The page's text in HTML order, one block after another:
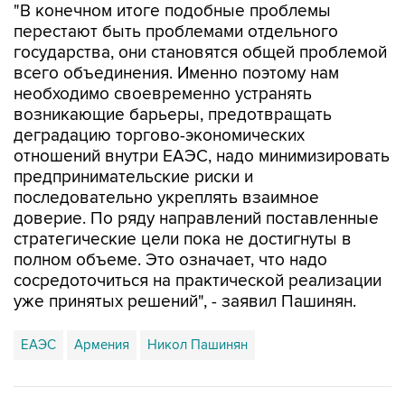
"В конечном итоге подобные проблемы
перестают быть проблемами отдельного
государства, они становятся общей проблемой
всего объединения. Именно поэтому нам
необходимо своевременно устранять
возникающие барьеры, предотвращать
деградацию торгово-экономических
отношений внутри ЕАЭС, надо минимизировать
предпринимательские риски и
последовательно укреплять взаимное
доверие. По ряду направлений поставленные
стратегические цели пока не достигнуты в
полном объеме. Это означает, что надо
сосредоточиться на практической реализации
уже принятых решений", - заявил Пашинян.
ЕАЭС Армения Никол Пашинян